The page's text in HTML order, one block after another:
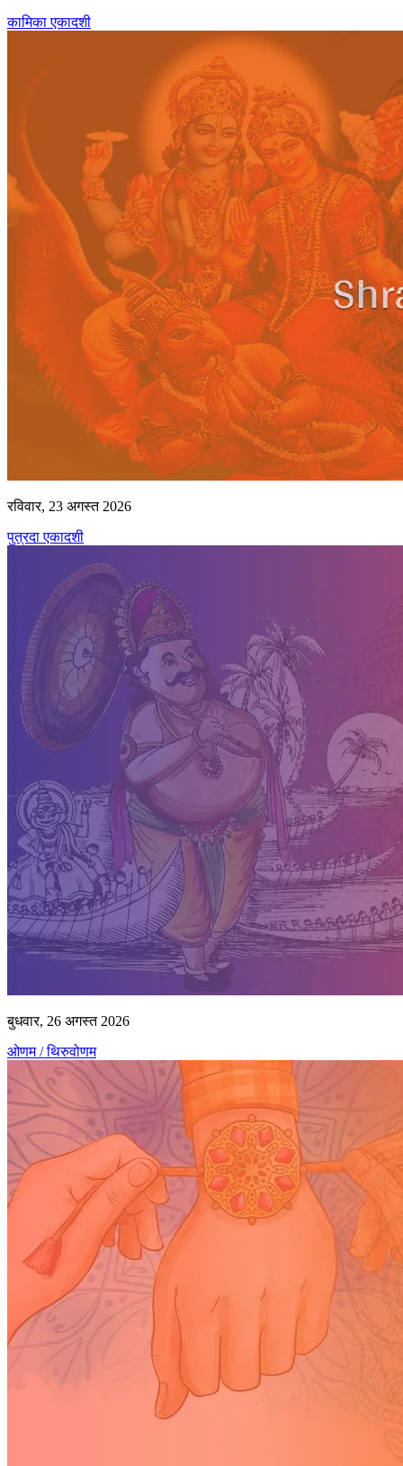
कामिका एकादशी
रविवार, 23 अगस्त 2026
पुत्रदा एकादशी
बुधवार, 26 अगस्त 2026
ओणम / थिरुवोणम